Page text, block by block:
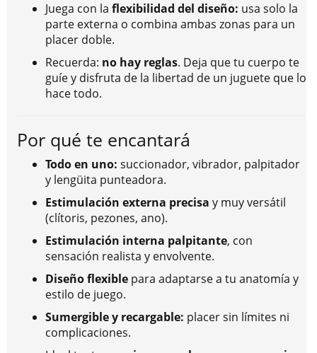
Juega con la flexibilidad del diseño: usa solo la
parte externa o combina ambas zonas para un
placer doble.
Recuerda: no hay reglas. Deja que tu cuerpo te
guíe y disfruta de la libertad de un juguete que lo
hace todo.
Por qué te encantará
Todo en uno: succionador, vibrador, palpitador
y lengüita punteadora.
Estimulación externa precisa y muy versátil
(clítoris, pezones, ano).
Estimulación interna palpitante, con
sensación realista y envolvente.
Diseño flexible para adaptarse a tu anatomía y
estilo de juego.
Sumergible y recargable: placer sin límites ni
complicaciones.